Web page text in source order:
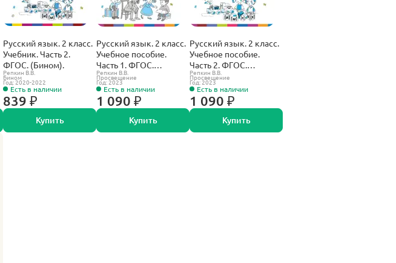
Русский язык. 2 класс.
Учебник. Часть 2.
ФГОС. (Бином).
Репкин В.В.
Бином
Год: 2020-2022
Есть в наличии
839 ₽
Купить
Русский язык. 2 класс.
Учебное пособие.
Часть 1. ФГОС.
(Просвещение).
Репкин В.В.
Просвещение
Год: 2023
Есть в наличии
1 090 ₽
Купить
Русский язык. 2 класс.
Учебное пособие.
Часть 2. ФГОС.
(Просвещение).
Репкин В.В.
Просвещение
Год: 2023
Есть в наличии
1 090 ₽
Купить